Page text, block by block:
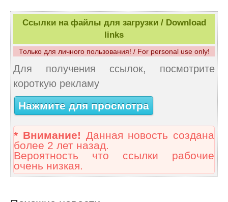
Ссылки на файлы для загрузки / Download
links
Только для личного пользования! / For personal use only!
Для получения ссылок, посмотрите
короткую рекламу
Нажмите для просмотра
* Внимание! Данная новость создана
более 2 лет назад.
Вероятность что ссылки рабочие
очень низкая.